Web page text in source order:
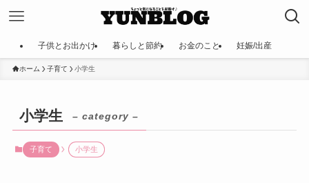
子供とお出かけ 暮らしと節約 お金のこと 妊娠/出産
ホーム 子育て 小学生
小学生 – category –
子育て 小学生